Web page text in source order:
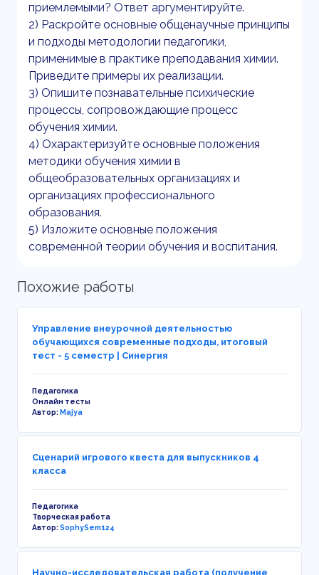
приемлемыми? Ответ аргументируйте.
2) Раскройте основные общенаучные принципы
и подходы методологии педагогики,
применимые в практике преподавания химии.
Приведите примеры их реализации.
3) Опишите познавательные психические
процессы, сопровождающие процесс
обучения химии.
4) Охарактеризуйте основные положения
методики обучения химии в
общеобразовательных организациях и
организациях профессионального
образования.
5) Изложите основные положения
современной теории обучения и воспитания.
Похожие работы
Управление внеурочной деятельностью
обучающихся современные подходы, итоговый
тест - 5 семестр | Синергия
Педагогика
Онлайн тесты
Автор:Majya
Сценарий игрового квеста для выпускников 4
класса
Педагогика
Творческая работа
Автор:SophySem124
Научно-исследовательская работа (получение